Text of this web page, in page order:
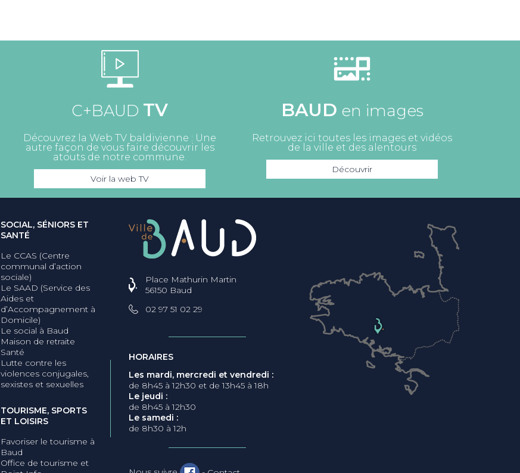
C+BAUD TV
Découvrez la Web TV baldivienne : Une
autre façon de vous faire découvrir les
atouts de notre commune.
Voir la web TV
BAUD en images
Retrouvez ici toutes les images et vidéos
de la ville et des alentours
Découvrir
SOCIAL, SÉNIORS ET
SANTÉ
Le CCAS (Centre
communal d’action
sociale)
Le SAAD (Service des
Aides et
d’Accompagnement à
Domicile)
Le social à Baud
Maison de retraite
Santé
Lutte contre les
violences conjugales,
sexistes et sexuelles
TOURISME, SPORTS
ET LOISIRS
Favoriser le tourisme à
Baud
Office de tourisme et
Place Mathurin Martin
56150 Baud
02 97 51 02 29
HORAIRES
Les mardi, mercredi et vendredi :
de 8h45 à 12h30 et de 13h45 à 18h
Le jeudi :
de 8h45 à 12h30
Le samedi :
de 8h30 à 12h